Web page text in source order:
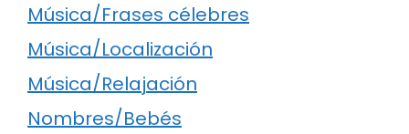
Música/Frases célebres
Música/Localización
Música/Relajación
Nombres/Bebés